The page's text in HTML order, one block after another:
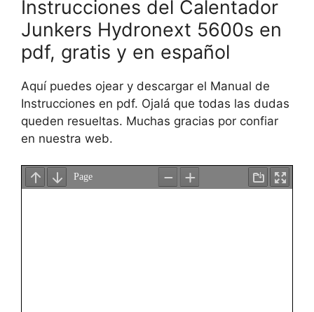
Instrucciones del Calentador
Junkers Hydronext 5600s en
pdf, gratis y en español
Aquí puedes ojear y descargar el Manual de
Instrucciones en pdf. Ojalá que todas las dudas
queden resueltas. Muchas gracias por confiar
en nuestra web.